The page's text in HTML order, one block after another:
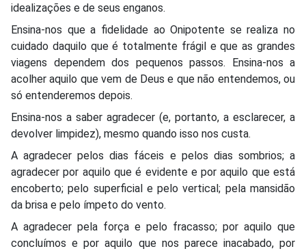
idealizações e de seus enganos.
Ensina-nos que a fidelidade ao Onipotente se realiza no
cuidado daquilo que é totalmente frágil e que as grandes
viagens dependem dos pequenos passos. Ensina-nos a
acolher aquilo que vem de Deus e que não entendemos, ou
só entenderemos depois.
Ensina-nos a saber agradecer (e, portanto, a esclarecer, a
devolver limpidez), mesmo quando isso nos custa.
A agradecer pelos dias fáceis e pelos dias sombrios; a
agradecer por aquilo que é evidente e por aquilo que está
encoberto; pelo superficial e pelo vertical; pela mansidão
da brisa e pelo ímpeto do vento.
A agradecer pela força e pelo fracasso; por aquilo que
concluímos e por aquilo que nos parece inacabado, por